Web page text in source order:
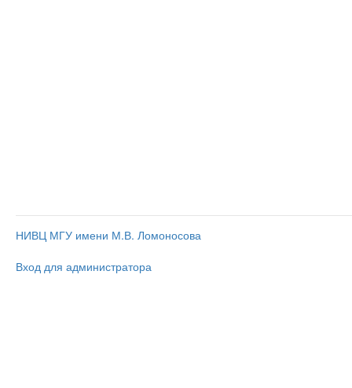
НИВЦ МГУ имени М.В. Ломоносова
Вход для администратора